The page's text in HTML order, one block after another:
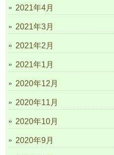
2021年4月
2021年3月
2021年2月
2021年1月
2020年12月
2020年11月
2020年10月
2020年9月